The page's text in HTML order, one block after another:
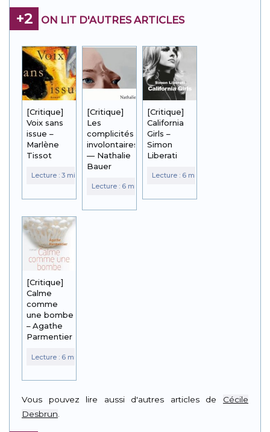
+2 ON LIT D'AUTRES ARTICLES
[Critique]
Voix sans
issue –
Marlène
Tissot
[Critique]
Les
complicités
involontaires
— Nathalie
Bauer
[Critique]
California
Girls –
Simon
Liberati
[Critique]
Calme
comme
une bombe
– Agathe
Parmentier
Vous pouvez lire aussi d'autres articles de Cécile
Desbrun